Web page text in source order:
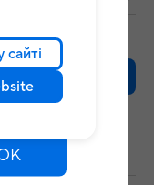
іншого
Зареєструватися